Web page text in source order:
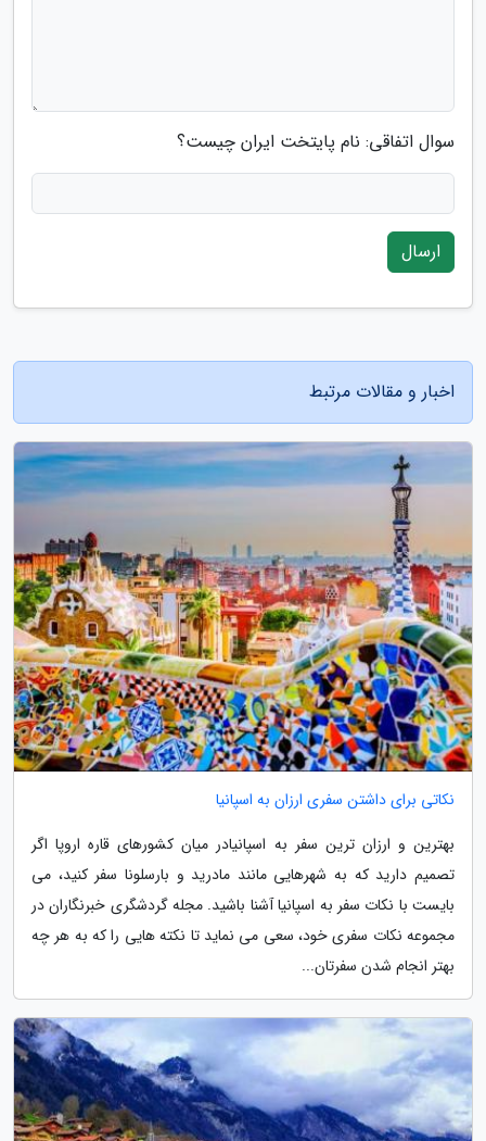
سوال اتفاقی: نام پایتخت ایران چیست؟
ارسال
اخبار و مقالات مرتبط
نکاتی برای داشتن سفری ارزان به اسپانیا
بهترین و ارزان ترین سفر به اسپانیادر میان کشورهای قاره اروپا اگر
تصمیم دارید که به شهرهایی مانند مادرید و بارسلونا سفر کنید، می
بایست با نکات سفر به اسپانیا آشنا باشید. مجله گردشگری خبرنگاران در
مجموعه نکات سفری خود، سعی می نماید تا نکته هایی را که به هر چه
بهتر انجام شدن سفرتان...